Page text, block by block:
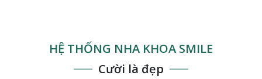
HỆ THỐNG NHA KHOA SMILE
Cười là đẹp